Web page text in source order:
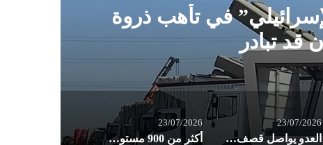
في تأهب ذروة
قد تبادر
23/07/2026
العدو يواصل قصف واستهداف البلدات والقرى الجنوبية
23/07/2026
أكثر من 900 مستوطن يقتحمون الأقصى في ذكرى “خراب الهيكل” المزعوم